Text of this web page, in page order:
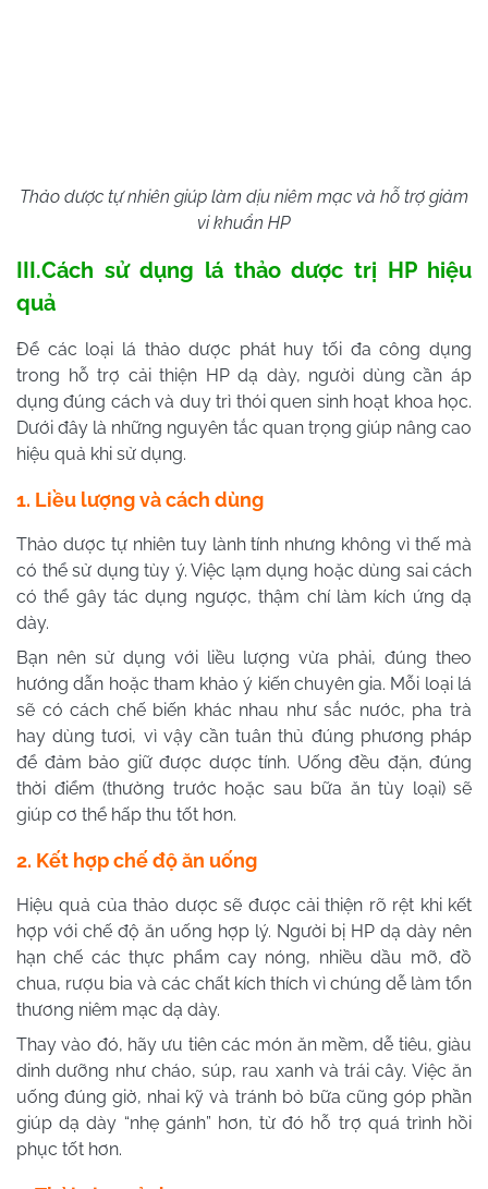
Thảo dược tự nhiên giúp làm dịu niêm mạc và hỗ trợ giảm
vi khuẩn HP
III.Cách sử dụng lá thảo dược trị HP hiệu
quả
Để các loại lá thảo dược phát huy tối đa công dụng
trong hỗ trợ cải thiện HP dạ dày, người dùng cần áp
dụng đúng cách và duy trì thói quen sinh hoạt khoa học.
Dưới đây là những nguyên tắc quan trọng giúp nâng cao
hiệu quả khi sử dụng.
1. Liều lượng và cách dùng
Thảo dược tự nhiên tuy lành tính nhưng không vì thế mà
có thể sử dụng tùy ý. Việc lạm dụng hoặc dùng sai cách
có thể gây tác dụng ngược, thậm chí làm kích ứng dạ
dày.
Bạn nên sử dụng với liều lượng vừa phải, đúng theo
hướng dẫn hoặc tham khảo ý kiến chuyên gia. Mỗi loại lá
sẽ có cách chế biến khác nhau như sắc nước, pha trà
hay dùng tươi, vì vậy cần tuân thủ đúng phương pháp
để đảm bảo giữ được dược tính. Uống đều đặn, đúng
thời điểm (thường trước hoặc sau bữa ăn tùy loại) sẽ
giúp cơ thể hấp thu tốt hơn.
2. Kết hợp chế độ ăn uống
Hiệu quả của thảo dược sẽ được cải thiện rõ rệt khi kết
hợp với chế độ ăn uống hợp lý. Người bị HP dạ dày nên
hạn chế các thực phẩm cay nóng, nhiều dầu mỡ, đồ
chua, rượu bia và các chất kích thích vì chúng dễ làm tổn
thương niêm mạc dạ dày.
Thay vào đó, hãy ưu tiên các món ăn mềm, dễ tiêu, giàu
dinh dưỡng như cháo, súp, rau xanh và trái cây. Việc ăn
uống đúng giờ, nhai kỹ và tránh bỏ bữa cũng góp phần
giúp dạ dày “nhẹ gánh” hơn, từ đó hỗ trợ quá trình hồi
phục tốt hơn.